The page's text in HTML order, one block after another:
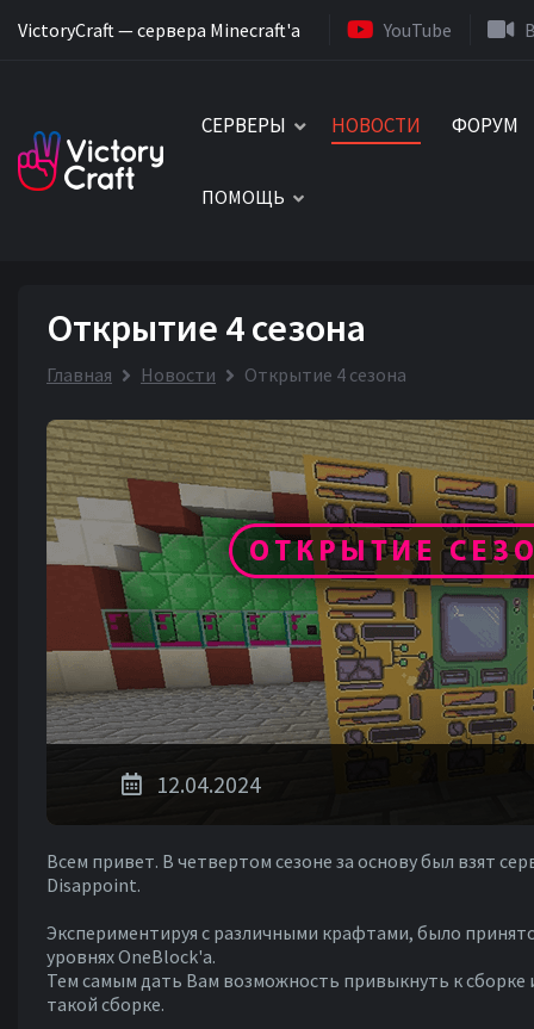
VictoryCraft — сервера Minecraft'a YouTube
СЕРВЕРЫ НОВОСТИ ФОРУМ
ПОМОЩЬ
Открытие 4 сезона
Главная Новости Открытие 4 сезона
12.04.2024
Всем привет. В четвертом сезоне за основу был взят
Disappoint.
Экспериментируя с различными крафтами, было
уровнях OneBlock'a.
Тем самым дать Вам возможность привыкнуть к сборке
такой сборке.